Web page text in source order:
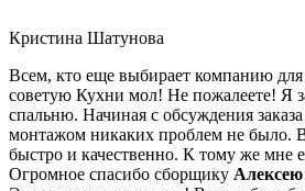
Кристина Шатунова
Всем, кто еще выбирает компанию для
советую Кухни мол! Не пожалеете! Я
спальню. Начиная с обсуждения
монтажом никаких проблем не было.
быстро и качественно. К тому же мне
Огромное спасибо сборщику Алексею